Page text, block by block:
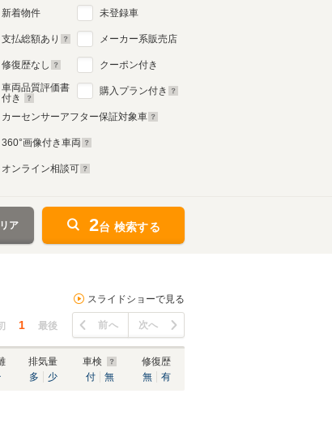
新着物件
支払総額あり
修復歴なし
車両品質評価書
付き
未登録車
メーカー系販売店
クーポン付き
購入プラン付き
カーセンサーアフター保証対象車
360°画像付き車両
オンライン相談可
ア 2台 検索する
スライドショーで見る
1 最後 前へ 次へ
排気量
多
少
車検
付
無
修復歴
無
有